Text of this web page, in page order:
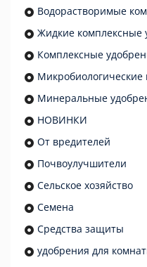
Водорастворимые
Жидкие комплексные
Комплексные
Минеральные
НОВИНКИ
От вредителей
Почвоулучшители
Сельское хозяйство
Семена
Средства защиты
удобрения для